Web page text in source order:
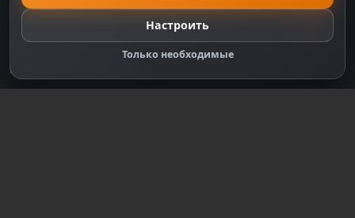
Настройки cookie
Правообладателям
Правила сообщества
Настроить
Только необходимые